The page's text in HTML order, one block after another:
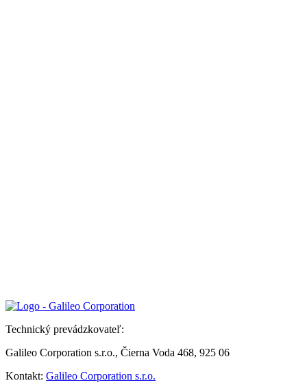
Technický prevádzkovateľ:
Galileo Corporation s.r.o., Čierna Voda 468, 925 06
Kontakt: Galileo Corporation s.r.o.